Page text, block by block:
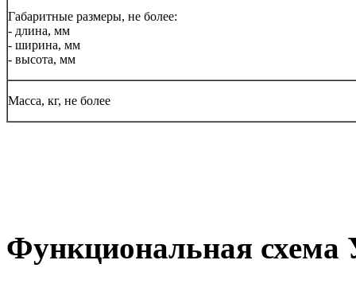
Габаритные размеры, не более:
- длина, мм
- ширина, мм
- высота, мм
Масса, кг, не более
Функциональная